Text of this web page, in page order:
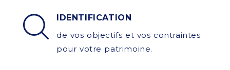
IDENTIFICATION
de vos objectifs et vos contraintes
pour votre patrimoine.